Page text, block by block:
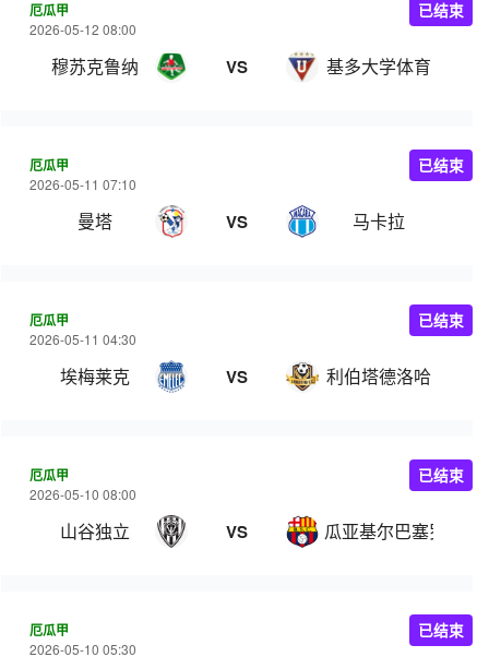
厄瓜甲
2026-05-12 08:00
穆苏克鲁纳 VS 基多大学体育
已结束
厄瓜甲
2026-05-11 07:10
曼塔 VS 马卡拉
已结束
厄瓜甲
2026-05-11 04:30
埃梅莱克 VS 利伯塔德洛哈
已结束
厄瓜甲
2026-05-10 08:00
山谷独立 VS 瓜亚基尔巴塞罗那
已结束
厄瓜甲
2026-05-10 05:30
已结束